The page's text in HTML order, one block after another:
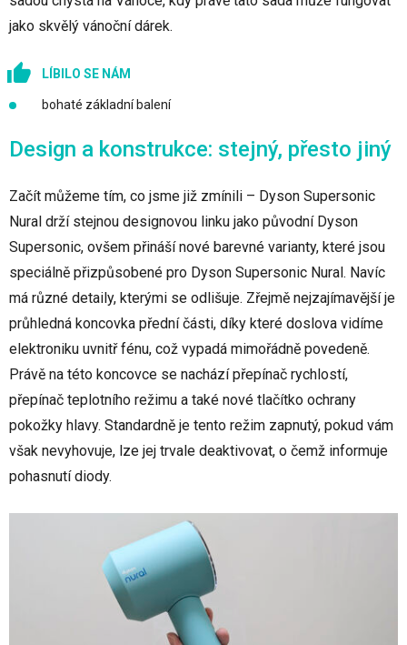
jako skvělý vánoční dárek.
LÍBILO SE NÁM
bohaté základní balení
Design a konstrukce: stejný, přesto jiný
Začít můžeme tím, co jsme již zmínili – Dyson Supersonic
Nural drží stejnou designovou linku jako původní Dyson
Supersonic, ovšem přináší nové barevné varianty, které jsou
speciálně přizpůsobené pro Dyson Supersonic Nural. Navíc
má různé detaily, kterými se odlišuje. Zřejmě nejzajímavější je
průhledná koncovka přední části, díky které doslova vidíme
elektroniku uvnitř fénu, což vypadá mimořádně povedeně.
Právě na této koncovce se nachází přepínač rychlostí,
přepínač teplotního režimu a také nové tlačítko ochrany
pokožky hlavy. Standardně je tento režim zapnutý, pokud vám
však nevyhovuje, lze jej trvale deaktivovat, o čemž informuje
pohasnutí diody.